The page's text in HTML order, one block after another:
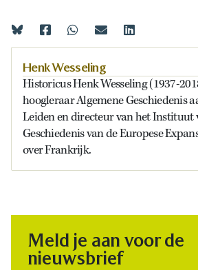
Henk Wesseling
Historicus Henk Wesseling (1937-
hoogleraar Algemene Geschiedenis
Leiden en directeur van het Instituut
Geschiedenis van de Europese
over Frankrijk.
Meld je aan voor de
nieuwsbrief